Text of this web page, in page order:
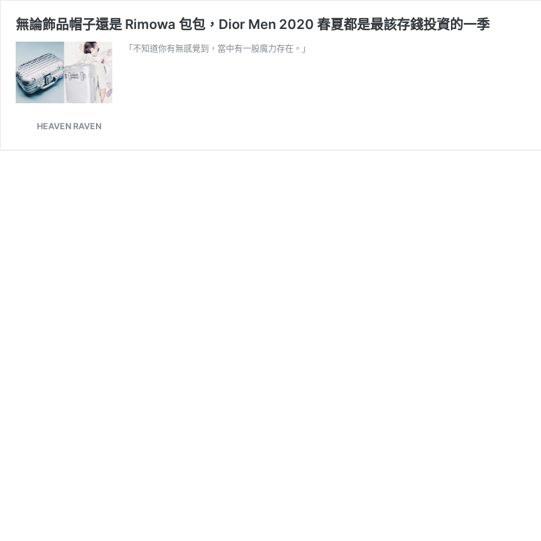
無論飾品帽子還是 Rimowa 包包，Dior Men 2020 春夏都是最該存錢投資的一季
「不知道你有無感覺到，當中有一股魔力存在。」
HEAVEN RAVEN